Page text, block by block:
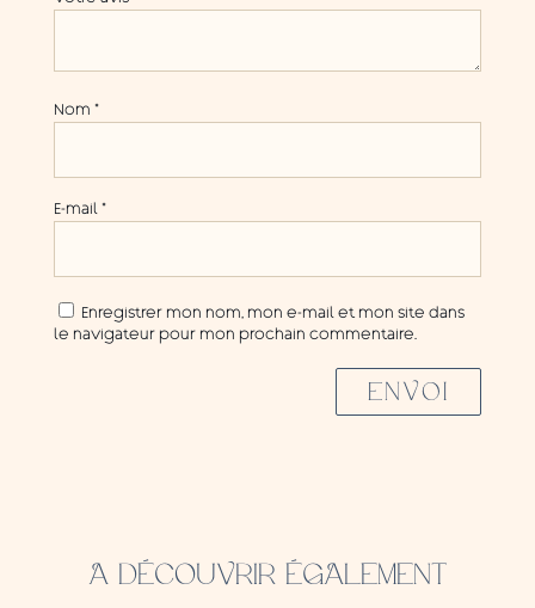
Nom *
E-mail *
Enregistrer mon nom, mon e-mail et mon site dans
le navigateur pour mon prochain commentaire.
ENVOI
A DÉCOUVRIR ÉGALEMENT